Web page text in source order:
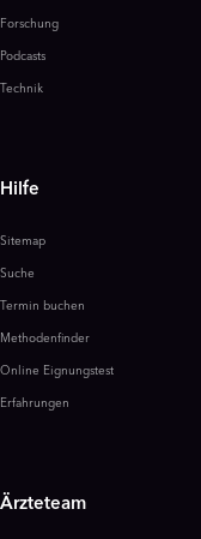
Forschung
Podcasts
Technik
Hilfe
Sitemap
Suche
Termin buchen
Methodenfinder
Online Eignungstest
Erfahrungen
Ärzteteam